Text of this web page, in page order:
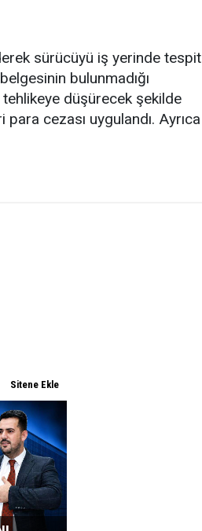
sürücüyü iş yerinde tespit
bulunmadığı
düşürecek şekilde
cezası uygulandı. Ayrıca